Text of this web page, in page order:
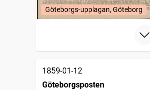
Göteborgs-upplagan, Göteborg
1859-01-12
Göteborgsposten